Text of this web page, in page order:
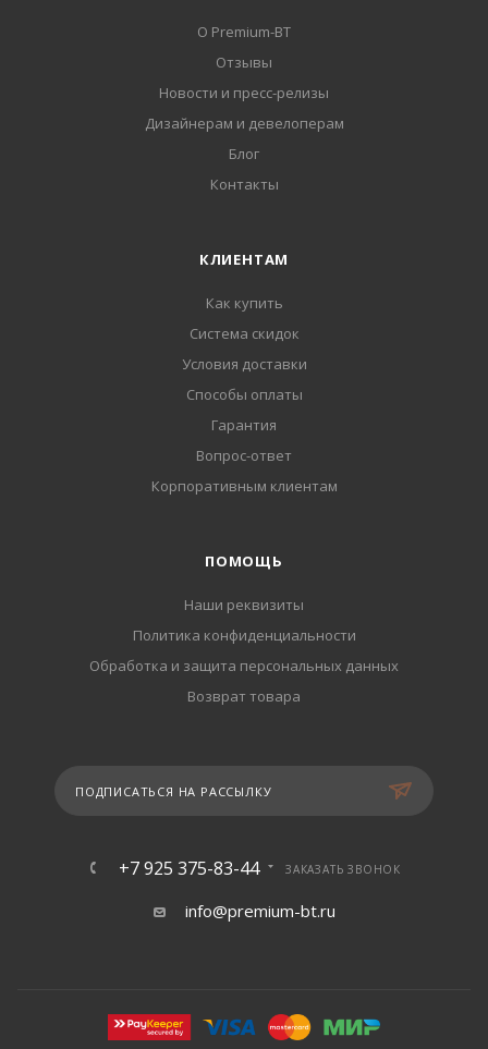
О Premium-BT
Отзывы
Новости и пресс-релизы
Дизайнерам и девелоперам
Блог
Контакты
КЛИЕНТАМ
Как купить
Система скидок
Условия доставки
Способы оплаты
Гарантия
Вопрос-ответ
Корпоративным клиентам
ПОМОЩЬ
Наши реквизиты
Политика конфиденциальности
Обработка и защита персональных данных
Возврат товара
ПОДПИСАТЬСЯ НА РАССЫЛКУ
+7 925 375-83-44 ЗАКАЗАТЬ ЗВОНОК
info@premium-bt.ru